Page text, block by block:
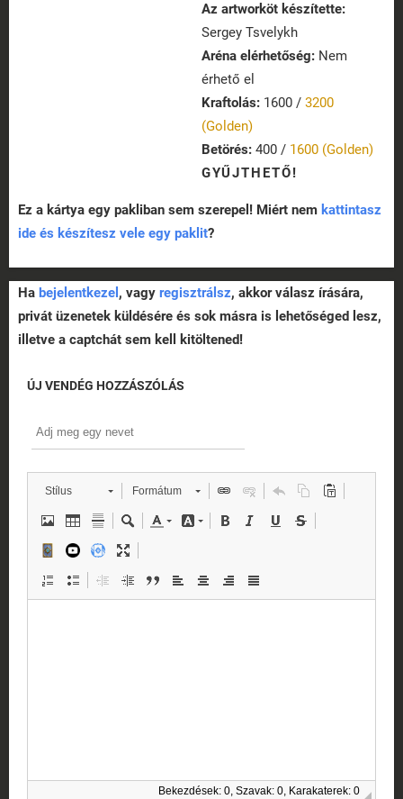
Az artworköt készítette:
Sergey Tsvelykh
Aréna elérhetőség: Nem
érhető el
Kraftolás: 1600 / 3200
(Golden)
Betörés: 400 / 1600 (Golden)
GYŰJTHETŐ!
Ez a kártya egy pakliban sem szerepel! Miért nem kattintasz
ide és készítesz vele egy paklit?
Ha bejelentkezel , vagy regisztrálsz, akkor válasz írására,
privát üzenetek küldésére és sok másra is lehetőséged lesz,
illetve a captchát sem kell kitöltened!
ÚJ VENDÉG HOZZÁSZÓLÁS
Stílus Formátum
Bekezdések: 0, Szavak: 0, Karakaterek: 0